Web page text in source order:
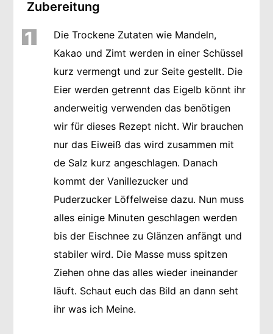
Zubereitung
1
Die Trockene Zutaten wie Mandeln,
Kakao und Zimt werden in einer Schüssel
kurz vermengt und zur Seite gestellt. Die
Eier werden getrennt das Eigelb könnt ihr
anderweitig verwenden das benötigen
wir für dieses Rezept nicht. Wir brauchen
nur das Eiweiß das wird zusammen mit
de Salz kurz angeschlagen. Danach
kommt der Vanillezucker und
Puderzucker Löffelweise dazu. Nun muss
alles einige Minuten geschlagen werden
bis der Eischnee zu Glänzen anfängt und
stabiler wird. Die Masse muss spitzen
Ziehen ohne das alles wieder ineinander
läuft. Schaut euch das Bild an dann seht
ihr was ich Meine.